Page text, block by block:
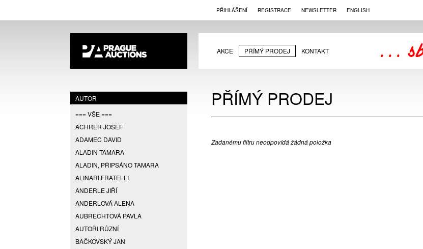
PŘIHLÁŠENÍ REGISTRACE NEWSLETTER ENGLISH
AKCE PŘÍMÝ PRODEJ KONTAKT
AUTOR
=== VŠE ===
ACHRER JOSEF
ADAMEC DAVID
ALADIN TAMARA
ALADIN, PŘIPSÁNO TAMARA
ALINARI FRATELLI
ANDERLE JIŘÍ
ANDERLOVÁ ALENA
AUBRECHTOVÁ PAVLA
AUTOŘI RŮZNÍ
BAČKOVSKÝ JAN
PŘÍMÝ PRODEJ
Zadanému filtru neodpovídá žádná položka